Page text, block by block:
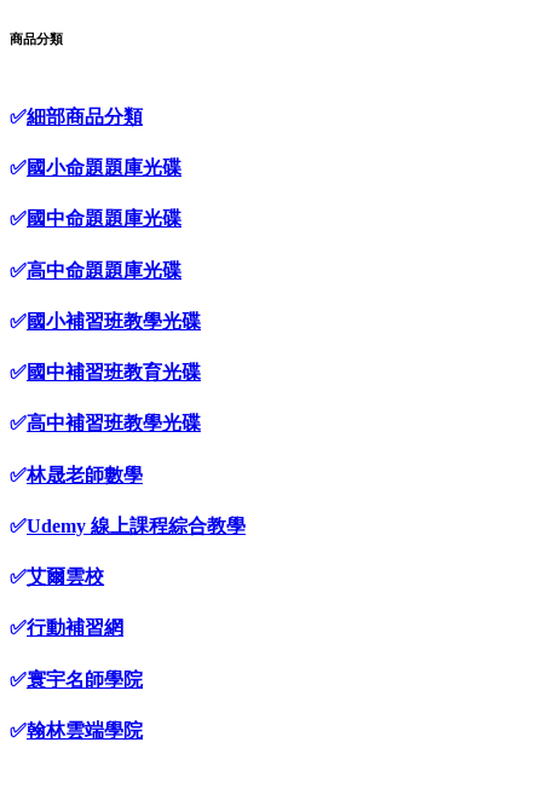
商品分類
✅細部商品分類
✅國小命題題庫光碟
✅國中命題題庫光碟
✅高中命題題庫光碟
✅國小補習班教學光碟
✅國中補習班教育光碟
✅高中補習班教學光碟
✅林晟老師數學
✅Udemy 線上課程綜合教學
✅艾爾雲校
✅行動補習網
✅寰宇名師學院
✅翰林雲端學院